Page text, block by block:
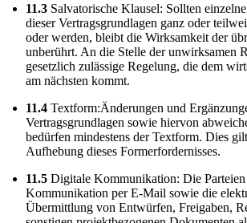
11.3 Salvatorische Klausel: Sollten
dieser Vertragsgrundlagen ganz oder
oder werden, bleibt die Wirksamkeit der
unberührt. An die Stelle der unwirksamen
gesetzlich zulässige Regelung, die dem
am nächsten kommt.
11.4 Textform:Änderungen und
Vertragsgrundlagen sowie hiervon
bedürfen mindestens der Textform. Dies
Aufhebung dieses Formerfordernisses.
11.5 Digitale Kommunikation: Die Parteien
Kommunikation per E-Mail sowie die
Übermittlung von Entwürfen, Freigaben,